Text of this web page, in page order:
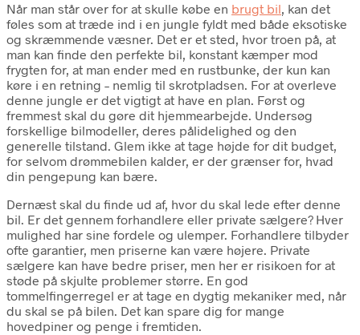
Når man står over for at skulle købe en brugt bil, kan det
føles som at træde ind i en jungle fyldt med både eksotiske
og skræmmende væsner. Det er et sted, hvor troen på, at
man kan finde den perfekte bil, konstant kæmper mod
frygten for, at man ender med en rustbunke, der kun kan
køre i en retning – nemlig til skrotpladsen. For at overleve
denne jungle er det vigtigt at have en plan. Først og
fremmest skal du gøre dit hjemmearbejde. Undersøg
forskellige bilmodeller, deres pålidelighed og den
generelle tilstand. Glem ikke at tage højde for dit budget,
for selvom drømmebilen kalder, er der grænser for, hvad
din pengepung kan bære.
Dernæst skal du finde ud af, hvor du skal lede efter denne
bil. Er det gennem forhandlere eller private sælgere? Hver
mulighed har sine fordele og ulemper. Forhandlere tilbyder
ofte garantier, men priserne kan være højere. Private
sælgere kan have bedre priser, men her er risikoen for at
støde på skjulte problemer større. En god
tommelfingerregel er at tage en dygtig mekaniker med, når
du skal se på bilen. Det kan spare dig for mange
hovedpiner og penge i fremtiden.